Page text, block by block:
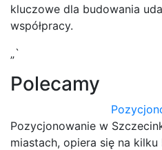
kluczowe dla budowania
współpracy.
„`
Polecamy
Pozycjonowanie w
miastach, opiera się na